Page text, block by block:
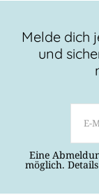
Melde dich
und
Eine
möglich.